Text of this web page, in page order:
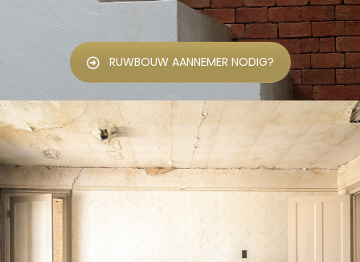
RUWBOUW AANNEMER NODIG?